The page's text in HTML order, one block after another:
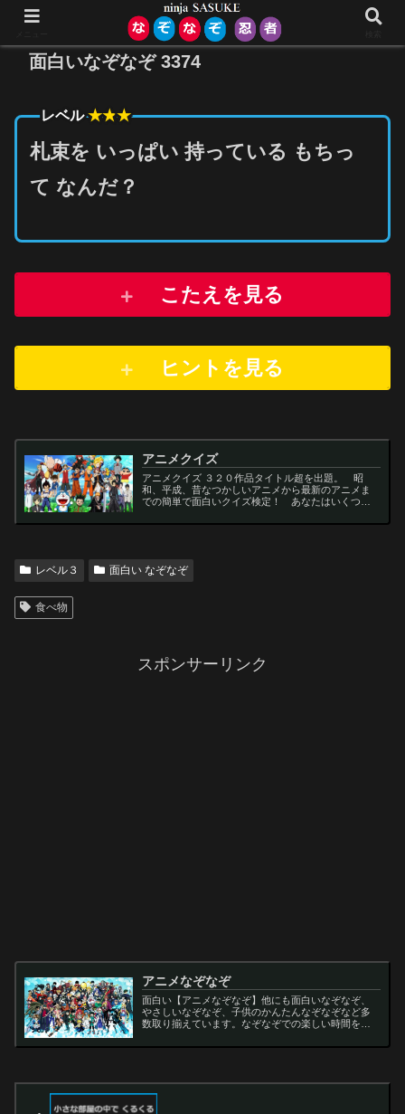
面白いなぞなぞ 3374
レベル★★★
札束を いっぱい 持っている もちっ
て なんだ？
こたえを見る
ヒントを 見る
アニメクイズ
アニメクイズ ３２０作品タイトル超を出題。 昭
和、平成、昔なつかしいアニメから最新のアニメま
での簡単で面白いクイズ検定！ あなたはいくつわ
ど一問一答から3択・4択問題までの小学生の簡単問
レベル３ 面白い なぞなぞ
食べ物
スポンサーリンク
アニメなぞなぞ
面白い【アニメなぞなぞ】他にも面白いなぞなぞ、
やさしいなぞなぞ、子供のかんたんなぞなぞなど多
数取り揃えています。なぞなぞでの楽しい時間をお